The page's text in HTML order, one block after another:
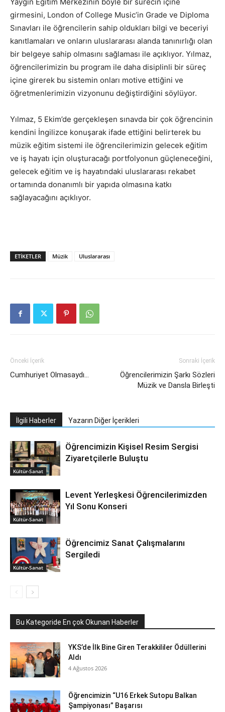
Yaygın Eğitim Merkezinin böyle bir sürecin içine
girmesini, London of College Music’in Grade ve Diploma
Sınavları ile öğrencilerin sahip oldukları bilgi ve beceriyi
kanıtlamaları ve onların uluslararası alanda tanınırlığı olan
bir belgeye sahip olmasını sağlaması ile açıklıyor. Yılmaz,
öğrencilerimizin bu program ile daha disiplinli bir süreç
içine girerek bu sistemin onları motive ettiğini ve
öğretmenlerimizin vizyonunu değiştirdiğini söylüyor.
Yılmaz, 5 Ekim’de gerçekleşen sınavda bir çok öğrencinin
kendini İngilizce konuşarak ifade ettiğini belirterek bu
müzik eğitim sistemi ile öğrencilerimizin gelecek eğitim
ve iş hayatı için oluşturacağı portfolyonun güçleneceğini,
gelecek eğitim ve iş hayatındaki uluslararası rekabet
ortamında donanımlı bir yapıda olmasına katkı
sağlayacağını açıklıyor.
ETIKETLER Müzik Uluslararası
Önceki İçerik
Cumhuriyet Olmasaydı…
Sonraki İçerik
Öğrencilerimizin Şarkı Sözleri
Müzik ve Dansla Birleşti
İlgili Haberler Yazarın Diğer İçerikleri
Kültür-Sanat
Öğrencimizin Kişisel Resim Sergisi
Ziyaretçilerle Buluştu
Kültür-Sanat
Levent Yerleşkesi Öğrencilerimizden
Yıl Sonu Konseri
Kültür-Sanat
Öğrencimiz Sanat Çalışmalarını
Sergiledi
Bu Kategoride En çok Okunan Haberler
YKS’de İlk Bine Giren Terakkililer Ödüllerini
Aldı
4 Ağustos 2026
Öğrencimizin “U16 Erkek Sutopu Balkan
Şampiyonası” Başarısı